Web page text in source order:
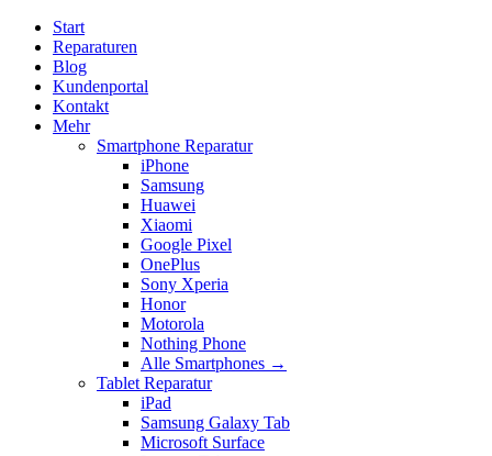
Start
Reparaturen
Blog
Kundenportal
Kontakt
Mehr
Smartphone Reparatur
iPhone
Samsung
Huawei
Xiaomi
Google Pixel
OnePlus
Sony Xperia
Honor
Motorola
Nothing Phone
Alle Smartphones →
Tablet Reparatur
iPad
Samsung Galaxy Tab
Microsoft Surface